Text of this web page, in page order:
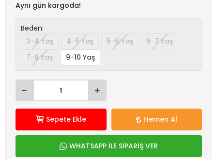
Aynı gün kargoda!
Beden:
3-4 Yaş
4-5 Yaş 5-6 Yaş
6-7 Yaş
7-8 Yaş
9-10 Yaş
Sepete Ekle Hemen Al
WHATSAPP İLE SİPARİŞ VER